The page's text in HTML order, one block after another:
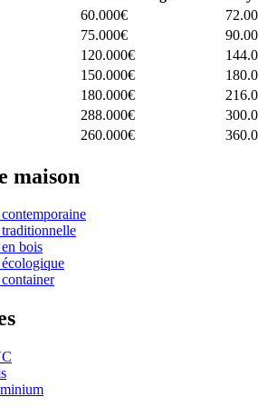
60.000€
75.000€
120.000€
150.000€
180.000€
288.000€
260.000€
maison
bois